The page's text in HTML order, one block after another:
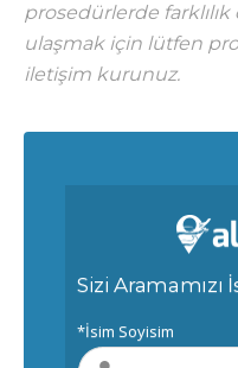
prosedürlerde
ulaşmak için lütfen
iletişim kurunuz.
Sizi Aramamızı
*İsim Soyisim